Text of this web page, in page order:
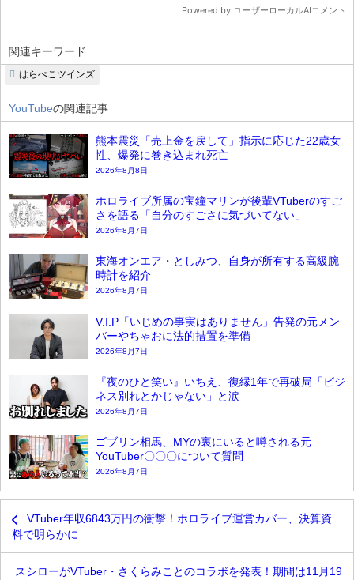
関連キーワード
はらぺこツインズ
YouTubeの関連記事
熊本震災「売上金を戻して」指示に応じた22歳女
性、爆発に巻き込まれ死亡
2026年8月8日
ホロライブ所属の宝鐘マリンが後輩VTuberのすご
さを語る「自分のすごさに気づいてない」
2026年8月7日
東海オンエア・としみつ、自身が所有する高級腕
時計を紹介
2026年8月7日
V.I.P「いじめの事実はありません」告発の元メン
バーやちゃおに法的措置を準備
2026年8月7日
『夜のひと笑い』いちえ、復縁1年で再破局「ビジ
ネス別れとかじゃない」と涙
2026年8月7日
ゴブリン相馬、MYの裏にいると噂される元
YouTuber〇〇〇について質問
2026年8月7日
VTuber年収6843万円の衝撃！ホロライブ運営カバー、決算資
料で明らかに
スシローがVTuber・さくらみことのコラボを発表！期間は11月19